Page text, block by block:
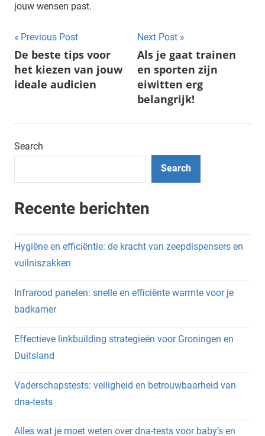
jouw wensen past.
Post
navigation
Previous Post
De beste tips voor
het kiezen van jouw
ideale audicien
Next Post
Als je gaat trainen
en sporten zijn
eiwitten erg
belangrijk!
Search
Search
Recente berichten
Hygiëne en efficiëntie: de kracht van zeepdispensers en
vuilniszakken
Infrarood panelen: snelle en efficiënte warmte voor je
badkamer
Effectieve linkbuilding strategieën voor Groningen en
Duitsland
Vaderschapstests: veiligheid en betrouwbaarheid van
dna-tests
Alles wat je moet weten over dna-tests voor baby’s en